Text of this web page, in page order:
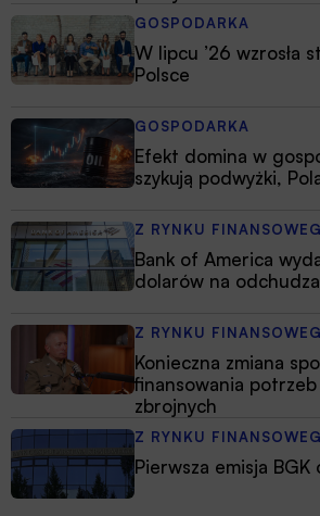
GOSPODARKA
W lipcu ’26 wzrosła
Polsce
GOSPODARKA
Efekt domina w
szykują podwyżki,
Z RYNKU
Bank of America
dolarów na
Z RYNKU
Konieczna zmiana
finansowania potrzeb
zbrojnych
Z RYNKU
Pierwsza emisja BGK